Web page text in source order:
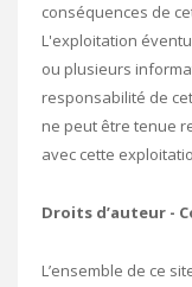
conséquences de
L'exploitation
ou plusieurs
responsabilité de
ne peut être tenue
avec cette
Droits d’auteur -
L’ensemble de ce